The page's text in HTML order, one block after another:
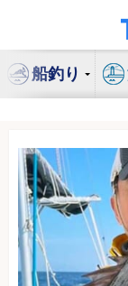
ン
船釣り